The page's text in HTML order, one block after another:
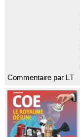
Commentaire par LT